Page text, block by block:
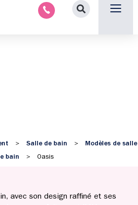
> Salle de bain >
Modèles de salle
bain
> Oasis
avec son design raffiné et ses